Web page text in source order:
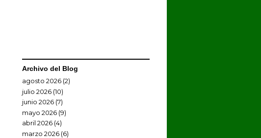
Archivo del Blog
agosto 2026 (2)
julio 2026 (10)
junio 2026 (7)
mayo 2026 (9)
abril 2026 (4)
marzo 2026 (6)